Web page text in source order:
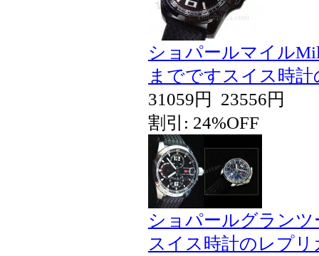
ショパールマイル
までですスイス時
31059円
23556円
割引: 24%OFF
ショパールグラン
スイス時計のレプリ